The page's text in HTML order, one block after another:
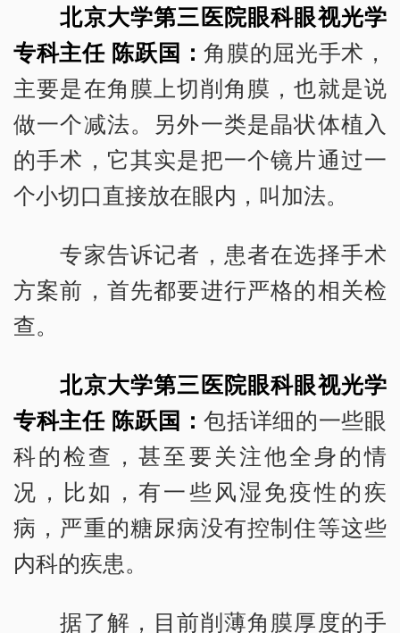
北京大学第三医院眼科眼视光学
专科主任 陈跃国：角膜的屈光手术，
主要是在角膜上切削角膜，也就是说
做一个减法。另外一类是晶状体植入
的手术，它其实是把一个镜片通过一
个小切口直接放在眼内，叫加法。
专家告诉记者，患者在选择手术
方案前，首先都要进行严格的相关检
查。
北京大学第三医院眼科眼视光学
专科主任 陈跃国：包括详细的一些眼
科的检查，甚至要关注他全身的情
况，比如，有一些风湿免疫性的疾
病，严重的糖尿病没有控制住等这些
内科的疾患。
据了解，目前削薄角膜厚度的手